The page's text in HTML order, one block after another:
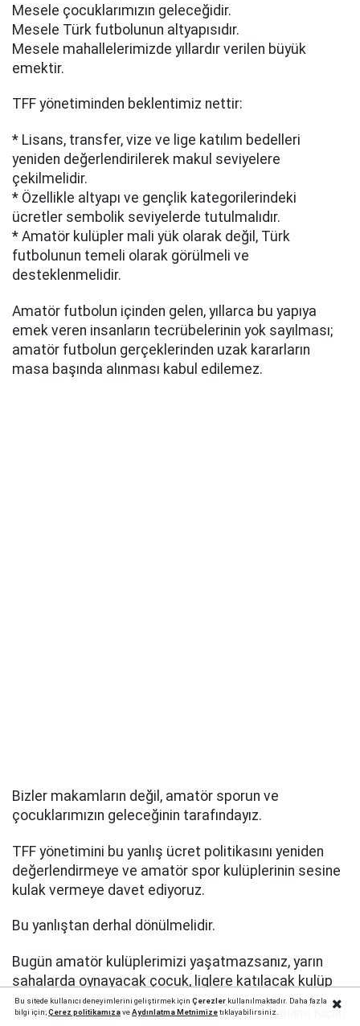
Mesele çocuklarımızın geleceğidir.
Mesele Türk futbolunun altyapısıdır.
Mesele mahallelerimizde yıllardır verilen büyük
emektir.
TFF yönetiminden beklentimiz nettir:
* Lisans, transfer, vize ve lige katılım bedelleri
yeniden değerlendirilerek makul seviyelere
çekilmelidir.
* Özellikle altyapı ve gençlik kategorilerindeki
ücretler sembolik seviyelerde tutulmalıdır.
* Amatör kulüpler mali yük olarak değil, Türk
futbolunun temeli olarak görülmeli ve
desteklenmelidir.
Amatör futbolun içinden gelen, yıllarca bu yapıya
emek veren insanların tecrübelerinin yok sayılması;
amatör futbolun gerçeklerinden uzak kararların
masa başında alınması kabul edilemez.
Bizler makamların değil, amatör sporun ve
çocuklarımızın geleceğinin tarafındayız.
TFF yönetimini bu yanlış ücret politikasını yeniden
değerlendirmeye ve amatör spor kulüplerinin sesine
kulak vermeye davet ediyoruz.
Bu yanlıştan derhal dönülmelidir.
Bugün amatör kulüplerimizi yaşatmazsanız, yarın
sahalarda oynayacak çocuk, liglere katılacak kulüp
bulamazsınız!
Bu sitede kullanıcı deneyimlerini geliştirmek için Çerezlerkullanılmaktadır. Daha fazla
bilgi için;Çerez politikamızaveAydınlatma Metnimizetıklayabilirsiniz.Reklamı Kapat